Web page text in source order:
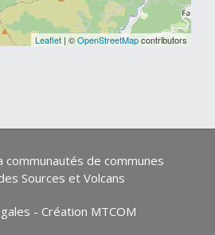
Leaflet | ©OpenStreetMapcontributors
communautés de communes
Sources et Volcans
- Création MTCOM